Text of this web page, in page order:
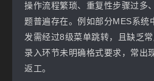
操作流程繁琐、重复性步骤过多
题普遍存在。例如部分MES系统
发需经过8级菜单跳转，且缺乏
录入环节未明确格式要求，常出
返工。